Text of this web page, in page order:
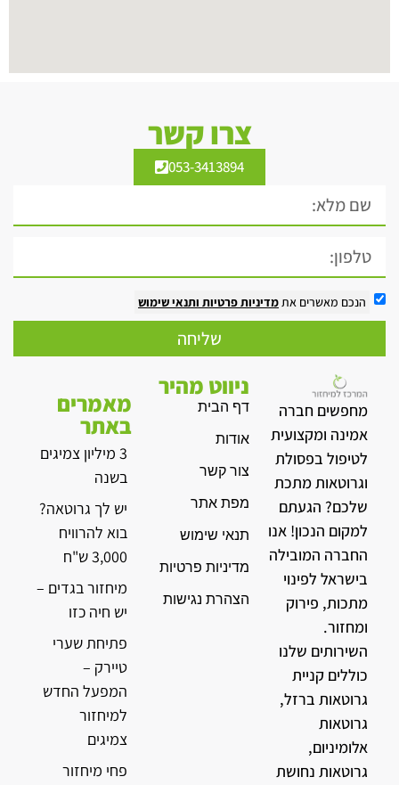
צרו קשר
053-3413894
הנכם מאשרים אתמדיניות פרטיות ותנאי שימוש
שליחה
מחפשים חברה
אמינה ומקצועית
לטיפול בפסולת
וגרוטאות מתכת
שלכם? הגעתם
למקום הנכון! אנו
החברה המובילה
בישראל לפינוי
מתכות, פירוק
ומחזור.
השירותים שלנו
כוללים קניית
גרוטאות ברזל,
גרוטאות
אלומיניום,
גרוטאות נחושת
ניווט מהיר
דף הבית
אודות
צור קשר
מפת אתר
תנאי שימוש
מדיניות פרטיות
הצהרת נגישות
מאמרים
באתר
3 מיליון צמיגים
בשנה
יש לך גרוטאה?
בוא להרוויח
3,000 ש"ח
מיחזור בגדים –
יש חיה כזו
פתיחת שערי
טיירק –
המפעל החדש
למיחזור
צמיגים
פחי מיחזור